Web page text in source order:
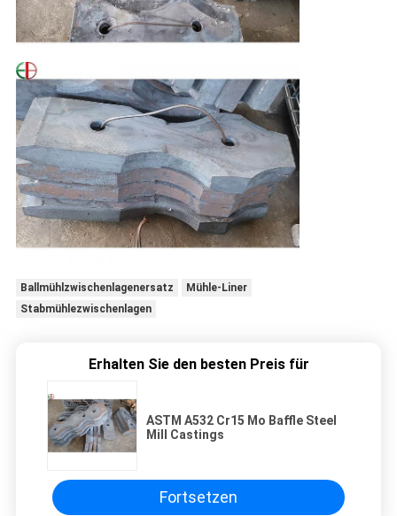
Ballmühlzwischenlagenersatz
Mühle-Liner
Stabmühlezwischenlagen
Erhalten Sie den besten Preis für
ASTM A532 Cr15 Mo Baffle Steel
Mill Castings
Fortsetzen